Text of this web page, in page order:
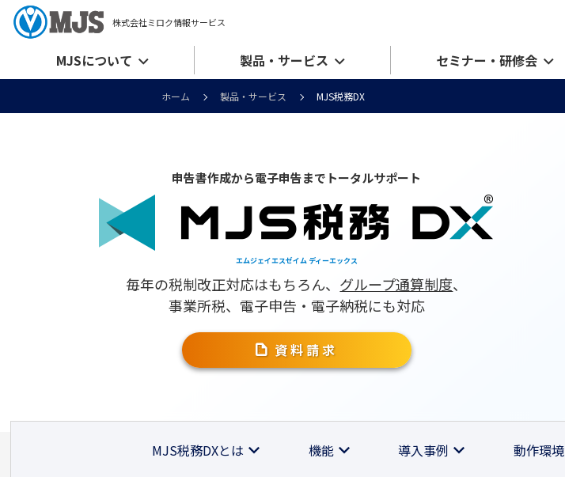
株式会社ミロク情報サービス
MJSについて 製品・サービス セミナー・研修会
ホーム 製品・サービス MJS税務DX
申告書作成から電子申告までトータルサポート
エムジェイエスゼイム ディーエックス
毎年の税制改正対応はもちろん、 グループ通算制度、
事業所税、電子申告・電子納税にも対応
資料請求
MJS税務DXとは 機能 導入事例 動作環境